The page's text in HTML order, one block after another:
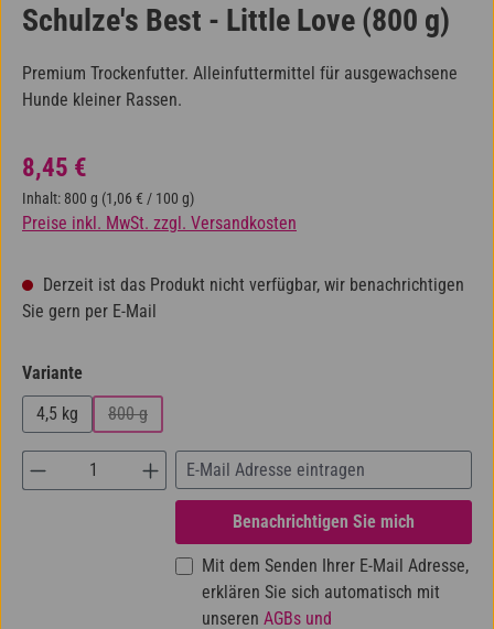
Schulze's Best - Little Love (800 g)
Premium Trockenfutter. Alleinfuttermittel für ausgewachsene
Hunde kleiner Rassen.
Regulärer Preis:
8,45 €
Inhalt: 800 g (1,06 € / 100 g)
Preise inkl. MwSt. zzgl. Versandkosten
Derzeit ist das Produkt nicht verfügbar, wir benachrichtigen
Sie gern per E-Mail
Variante
4,5 kg
800 g
(Diese Option ist zurzeit nicht verfügbar.)
Benachrichtigen Sie mich
Mit dem Senden Ihrer E-Mail Adresse,
erklären Sie sich automatisch mit
unseren AGBs und